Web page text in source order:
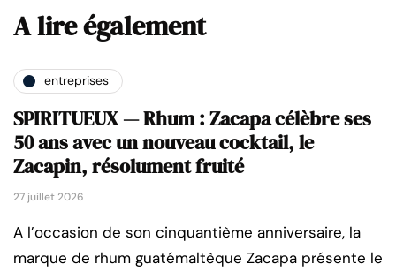
A lire également
entreprises
SPIRITUEUX — Rhum : Zacapa célèbre ses
50 ans avec un nouveau cocktail, le
Zacapin, résolument fruité
27 juillet 2026
A l’occasion de son cinquantième anniversaire, la
marque de rhum guatémaltèque Zacapa présente le